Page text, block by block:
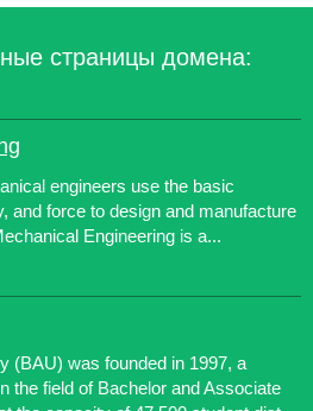
страницы домена:
engineers use the basic
and force to design and manufacture
Engineering is a...
(BAU) was founded in 1997, a
the field of Bachelor and Associate